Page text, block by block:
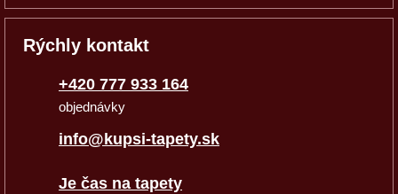
Rýchly kontakt
+420 777 933 164
objednávky
info@kupsi-tapety.sk
Je čas na tapety